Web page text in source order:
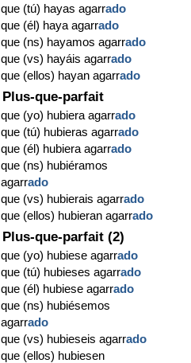
que (tú) hayas agarrado
que (él) haya agarrado
que (ns) hayamos agarrado
que (vs) hayáis agarrado
que (ellos) hayan agarrado
Plus-que-parfait
que (yo) hubiera agarrado
que (tú) hubieras agarrado
que (él) hubiera agarrado
que (ns) hubiéramos
agarrado
que (vs) hubierais agarrado
que (ellos) hubieran agarrado
Plus-que-parfait (2)
que (yo) hubiese agarrado
que (tú) hubieses agarrado
que (él) hubiese agarrado
que (ns) hubiésemos
agarrado
que (vs) hubieseis agarrado
que (ellos) hubiesen